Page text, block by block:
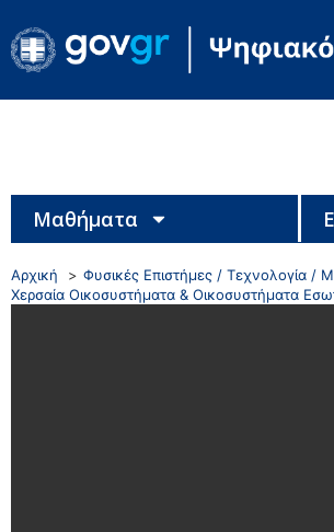
Μαθήματα
Αρχική Φυσικές Επιστήμες / Τεχνολογία /
Χερσαία Οικοσυστήματα & Οικοσυστήματα